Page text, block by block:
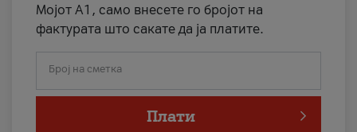
Мојот А1, само внесете го бројот на
фактурата што сакате да ја платите.
Број на сметка
Плати